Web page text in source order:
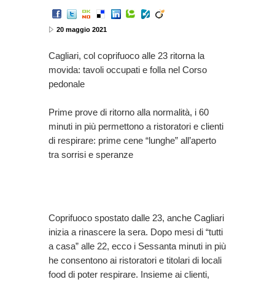
20 maggio 2021
Cagliari, col coprifuoco alle 23 ritorna la
movida: tavoli occupati e folla nel Corso
pedonale
Prime prove di ritorno alla normalità, i 60
minuti in più permettono a ristoratori e clienti
di respirare: prime cene “lunghe” all’aperto
tra sorrisi e speranze
Coprifuoco spostato dalle 23, anche Cagliari
inizia a rinascere la sera. Dopo mesi di “tutti
a casa” alle 22, ecco i Sessanta minuti in più
he consentono ai ristoratori e titolari di locali
food di poter respirare. Insieme ai clienti,